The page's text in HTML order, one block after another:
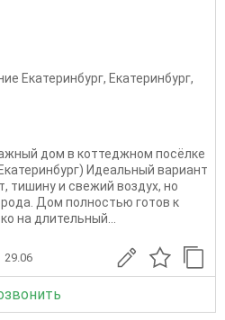
Екатеринбург, Екатеринбург,
дом в коттеджном посёлке
Идеальный вариант
тишину и свежий воздух, но
Дом полностью готов к
на длительный...
29.06